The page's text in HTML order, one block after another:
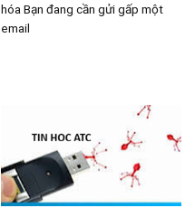
hóa Bạn đang cần gửi gấp một
email